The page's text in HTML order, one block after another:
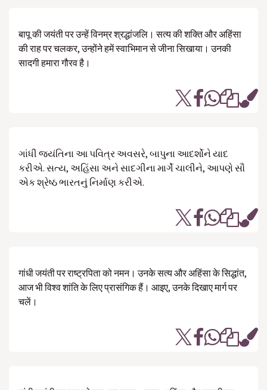
बापू की जयंती पर उन्हें विनम्र श्रद्धांजलि। सत्य की शक्ति और अहिंसा
की राह पर चलकर, उन्होंने हमें स्वाभिमान से जीना सिखाया। उनकी
सादगी हमारा गौरव है।
ગાંધી જયંતિના આ પવિત્ર અવસરે, બાપુના આદર્શોને યાદ
કરીએ. સત્ય, અહિંસા અને સાદગીના માર્ગે ચાલીને, આપણે સૌ
એક શ્રેષ્ઠ ભારતનું નિર્માણ કરીએ.
गांधी जयंती पर राष्ट्रपिता को नमन। उनके सत्य और अहिंसा के सिद्धांत,
आज भी विश्व शांति के लिए प्रासंगिक हैं। आइए, उनके दिखाए मार्ग पर
चलें।